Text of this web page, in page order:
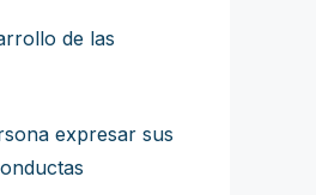
de las
expresar sus